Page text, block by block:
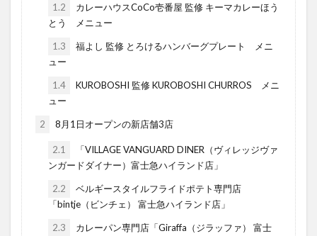
1.2
カレーハウスCoCo壱番屋 監修 キーマカレーほう
とう メニュー
1.3
福よし 監修 とろけるハンバーグプレート メニ
ュー
1.4
KUROBOSHI 監修 KUROBOSHI CHURROS メニ
ュー
2 8月1日オープンの新店舗3店
2.1
「VILLAGE VANGUARD DINER（ヴィレッジヴァ
ンガードダイナー）富士急ハイランド店」
2.2
ベルギースタイルフライドポテト専門店
「bintje（ビンチェ） 富士急ハイランド店」
2.3
カレーパン専門店「Giraffa（ジラッファ） 富士